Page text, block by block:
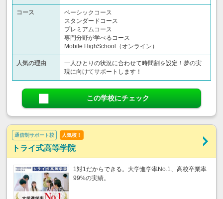
コース
ベーシックコース
スタンダードコース
プレミアムコース
専門分野が学べるコース
Mobile HighSchool（オンライン）
人気の理由
一人ひとりの状況に合わせて時間割を設定！夢の実
現に向けてサポートします！
この学校にチェック
通信制サポート校 人気校！
トライ式高等学院
1対1だからできる。大学進学率No.1、高校卒業率
99%の実績。